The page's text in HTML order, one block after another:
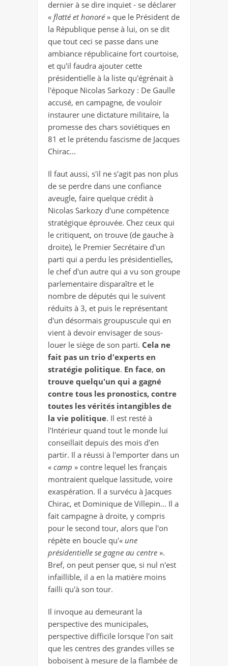
dernier à se dire inquiet - se déclarer
« flatté et honoré » que le Président de
la République pense à lui, on se dit
que tout ceci se passe dans une
ambiance républicaine fort courtoise,
et qu'il faudra ajouter cette
présidentielle à la liste qu'égrénait à
l'époque Nicolas Sarkozy : De Gaulle
accusé, en campagne, de vouloir
instaurer une dictature militaire, la
promesse des chars soviétiques en
81 et le prétendu fascisme de Jacques
Chirac...
Il faut aussi, s'il ne s'agit pas non plus
de se perdre dans une confiance
aveugle, faire quelque crédit à
Nicolas Sarkozy d'une compétence
stratégique éprouvée. Chez ceux qui
le critiquent, on trouve (de gauche à
droite), le Premier Secrétaire d'un
parti qui a perdu les présidentielles,
le chef d'un autre qui a vu son groupe
parlementaire disparaître et le
nombre de députés qui le suivent
réduits à 3, et puis le représentant
d'un désormais groupuscule qui en
vient à devoir envisager de sous-
louer le siège de son parti. Cela ne
fait pas un trio d'experts en
stratégie politique. En face, on
trouve quelqu'un qui a gagné
contre tous les pronostics, contre
toutes les vérités intangibles de
la vie politique. Il est resté à
l'Intérieur quand tout le monde lui
conseillait depuis des mois d'en
partir. Il a réussi à l'emporter dans un
« camp » contre lequel les français
montraient quelque lassitude, voire
exaspération. Il a survécu à Jacques
Chirac, et Dominique de Villepin... Il a
fait campagne à droite, y compris
pour le second tour, alors que l'on
répète en boucle qu'« une
présidentielle se gagne au centre ».
Bref, on peut penser que, si nul n'est
infaillible, il a en la matière moins
failli qu'à son tour.
Il invoque au demeurant la
perspective des municipales,
perspective difficile lorsque l'on sait
que les centres des grandes villes se
boboïsent à mesure de la flambée de